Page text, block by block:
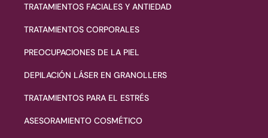
TRATAMIENTOS FACIALES Y ANTIEDAD
TRATAMIENTOS CORPORALES
PREOCUPACIONES DE LA PIEL
DEPILACIÓN LÁSER EN GRANOLLERS
TRATAMIENTOS PARA EL ESTRÉS
ASESORAMIENTO COSMÉTICO